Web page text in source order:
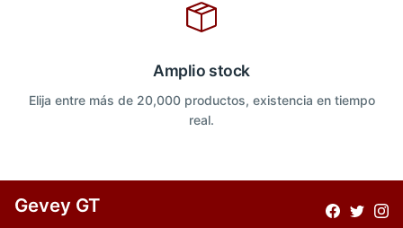
Amplio stock
Elija entre más de 20,000 productos, existencia en tiempo
real.
Gevey GT